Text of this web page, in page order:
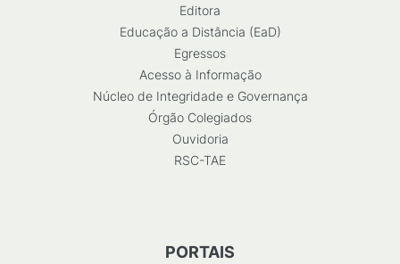
Editora
Educação a Distância (EaD)
Egressos
Acesso à Informação
Núcleo de Integridade e Governança
Órgão Colegiados
Ouvidoria
RSC-TAE
PORTAIS